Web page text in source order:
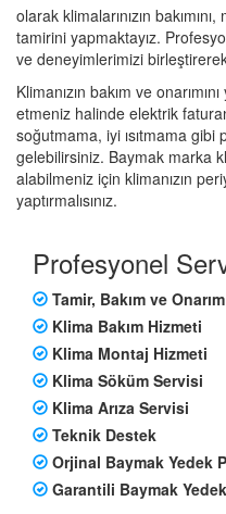
olarak klimalarınızın
tamirini yapmaktayız.
ve deneyimlerimizi
Klimanızın bakım ve
etmeniz halinde elektrik
soğutmama, iyi ısıtmama gibi
gelebilirsiniz. Baymak marka
alabilmeniz için klimanızın
yaptırmalısınız.
Profesyonel
Tamir, Bakım ve
Klima Bakım Hizmeti
Klima Montaj Hizmeti
Klima Söküm Servisi
Klima Arıza Servisi
Teknik Destek
Orjinal Baymak Yedek
Garantili Baymak